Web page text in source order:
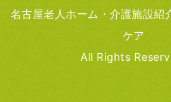
名古屋老人ホーム・介護施設紹
ケア
All Rights